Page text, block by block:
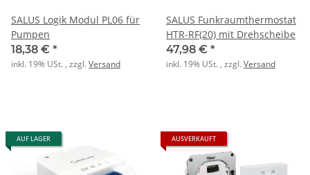
SALUS Logik Modul PL06 für
Pumpen
18,38 € *
inkl. 19% USt. , zzgl.Versand
SALUS Funkraumthermostat
HTR-RF(20) mit Drehscheibe
47,98 € *
inkl. 19% USt. , zzgl.Versand
AUF LAGER AUSVERKAUFT